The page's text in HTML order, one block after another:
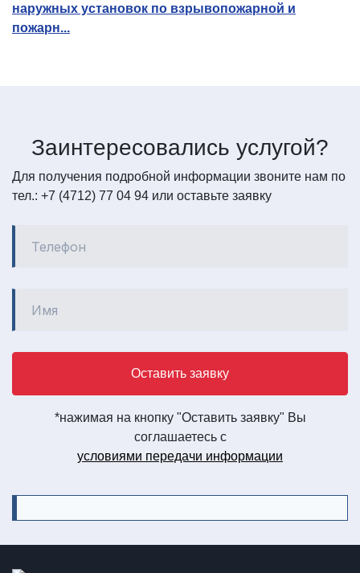
наружных установок по взрывопожарной и
пожарн...
Заинтересовались услугой?
Для получения подробной информации звоните нам по
тел.: +7 (4712) 77 04 94 или оставьте заявку
Оставить заявку
*нажимая на кнопку "Оставить заявку" Вы
соглашаетесь с
условиями передачи информации